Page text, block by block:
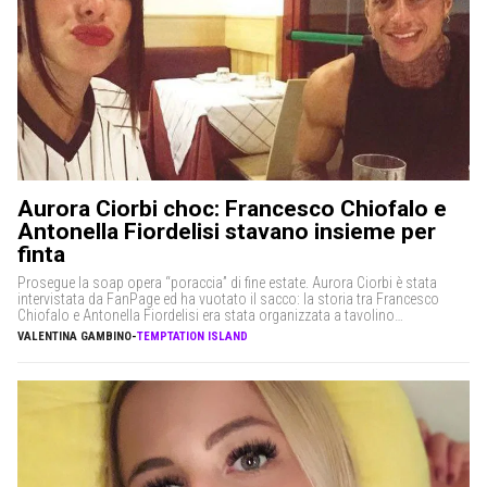
Aurora Ciorbi choc: Francesco Chiofalo e
Antonella Fiordelisi stavano insieme per
finta
Prosegue la soap opera “poraccia” di fine estate. Aurora Ciorbi è stata
intervistata da FanPage ed ha vuotato il sacco: la storia tra Francesco
Chiofalo e Antonella Fiordelisi era stata organizzata a tavolino
dall’agenzia. Successivamente però, come qualsiasi film adolescenziale
VALENTINA GAMBINO-TEMPTATION ISLAND